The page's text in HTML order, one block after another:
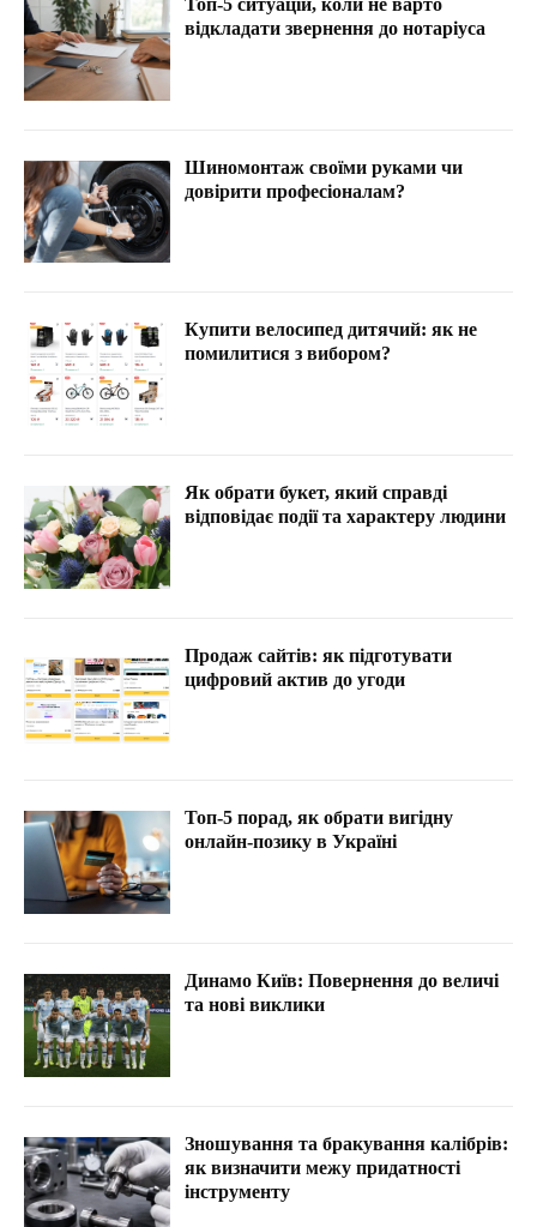
відкладати звернення до нотаріуса
Шиномонтаж своїми руками чи
довірити професіоналам?
Купити велосипед дитячий: як не
помилитися з вибором?
Як обрати букет, який справді
відповідає події та характеру людини
Продаж сайтів: як підготувати
цифровий актив до угоди
Топ-5 порад, як обрати вигідну
онлайн-позику в Україні
Динамо Київ: Повернення до величі
та нові виклики
Зношування та бракування калібрів:
як визначити межу придатності
інструменту